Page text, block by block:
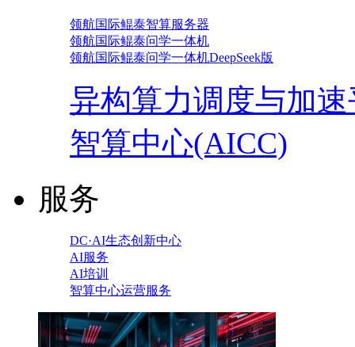
领航国际鲲泰智算服务器
领航国际鲲泰问学一体机
领航国际鲲泰问学一体机DeepSeek版
异构算力调度与加
智算中心(AICC)
服务
DC·AI生态创新中心
AI服务
AI培训
智算中心运营服务